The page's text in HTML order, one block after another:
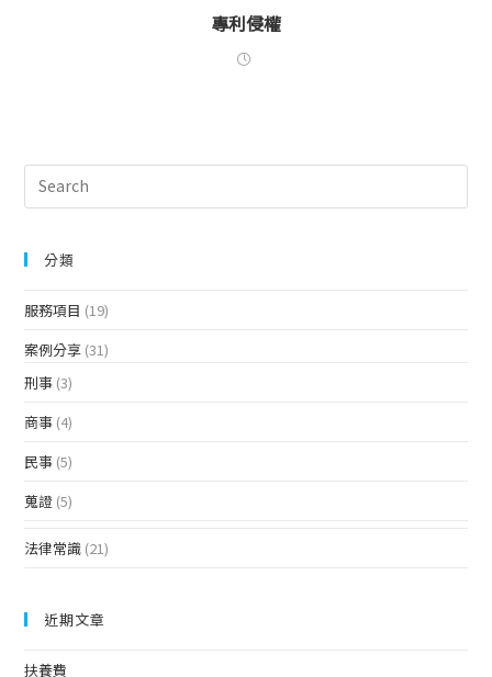
專利侵權
分類
服務項目 (19)
案例分享 (31)
刑事 (3)
商事 (4)
民事 (5)
蒐證 (5)
法律常識 (21)
近期文章
扶養費